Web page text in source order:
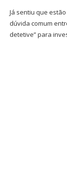
Já sentiu que
dúvida comum
detetive” para